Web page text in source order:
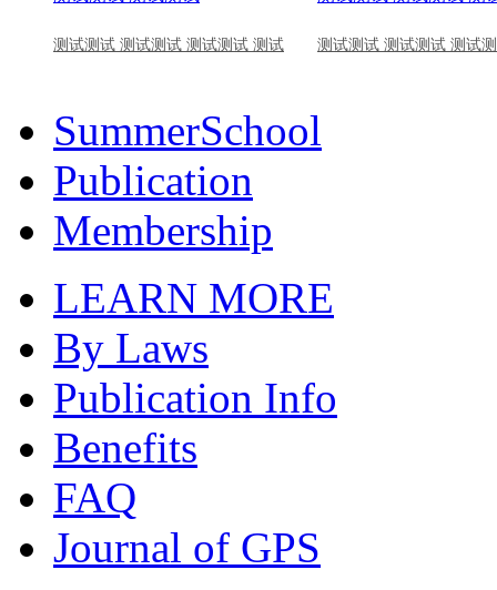
测试测试 测试测试 测试测试 测试 测试测试 测试测试 测试
SummerSchool
Publication
Membership
LEARN MORE
By Laws
Publication Info
Benefits
FAQ
Journal of GPS